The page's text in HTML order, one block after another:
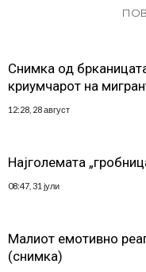
Снимка од
криумчарот на
12:28, 28 август
Најголемата
08:47, 31 јули
Малиот емотивно
(снимка)